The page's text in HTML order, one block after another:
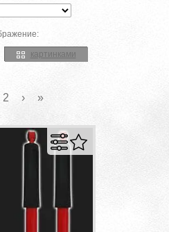
картинками
2 › »